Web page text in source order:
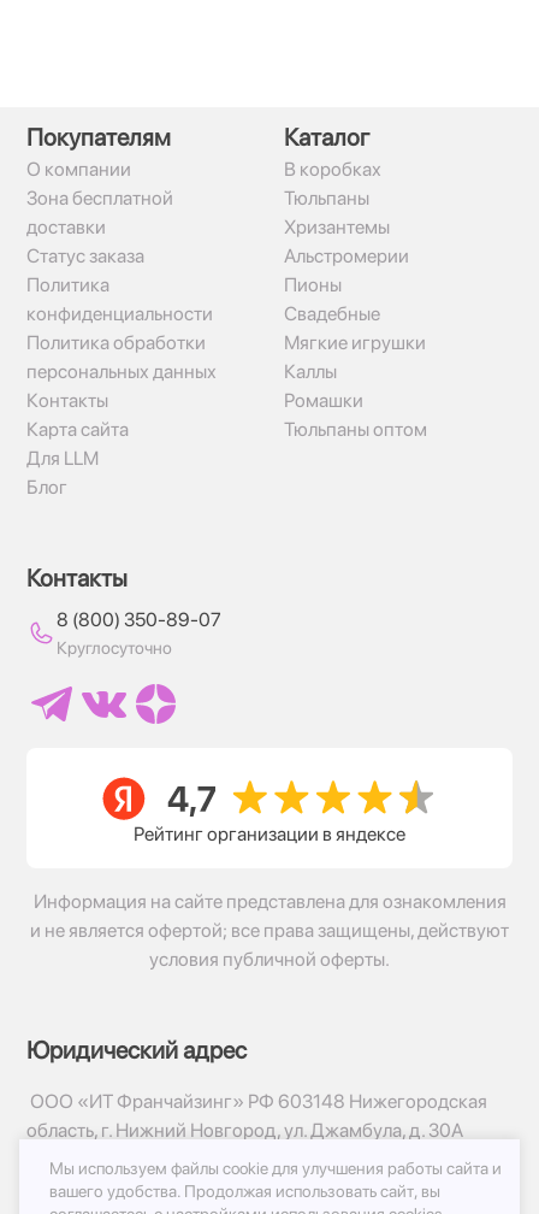
Покупателям
О компании
Зона бесплатной
доставки
Статус заказа
Политика
конфиденциальности
Политика обработки
персональных данных
Контакты
Карта сайта
Для LLM
Блог
Каталог
В коробках
Тюльпаны
Хризантемы
Альстромерии
Пионы
Свадебные
Мягкие игрушки
Каллы
Ромашки
Тюльпаны оптом
Контакты
8 (800) 350-89-07
Круглосуточно
Рейтинг организации в яндексе
Информация на сайте представлена для ознакомления
и не является офертой; все права защищены, действуют
условия публичной оферты.
Юридический адрес
ООО «ИТ Франчайзинг» РФ 603148 Нижегородская
область, г. Нижний Новгород, ул. Джамбула, д. 30А
© 2017-2026г, База Цветов 24.ру
Политика конфиденциальности
Мы используем файлы cookie для улучшения работы сайта и
вашего удобства. Продолжая использовать сайт, вы